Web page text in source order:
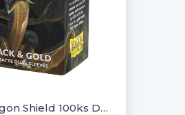
Obal Dragon Shield 100ks DUAL MATTE - Black & Gold